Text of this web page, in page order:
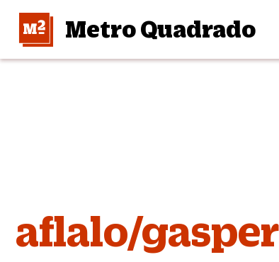
Metro Quadrado
aflalo/